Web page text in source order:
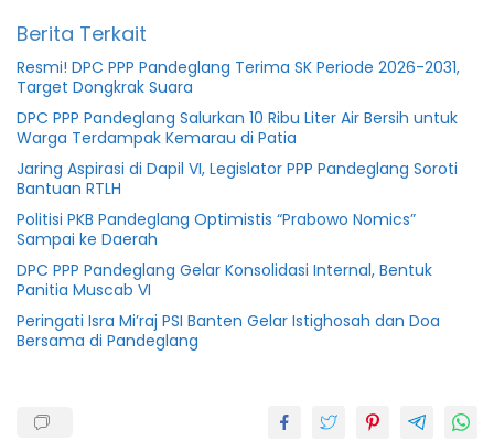
Berita Terkait
Resmi! DPC PPP Pandeglang Terima SK Periode 2026-2031,
Target Dongkrak Suara
DPC PPP Pandeglang Salurkan 10 Ribu Liter Air Bersih untuk
Warga Terdampak Kemarau di Patia
Jaring Aspirasi di Dapil VI, Legislator PPP Pandeglang Soroti
Bantuan RTLH
Politisi PKB Pandeglang Optimistis “Prabowo Nomics”
Sampai ke Daerah
DPC PPP Pandeglang Gelar Konsolidasi Internal, Bentuk
Panitia Muscab VI
Peringati Isra Mi’raj PSI Banten Gelar Istighosah dan Doa
Bersama di Pandeglang